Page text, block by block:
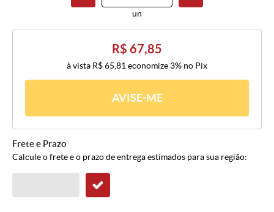
un
R$ 67,85
à vista R$ 65,81 economize 3% no Pix
AVISE-ME
Frete e Prazo
Calcule o frete e o prazo de entrega estimados para sua região: